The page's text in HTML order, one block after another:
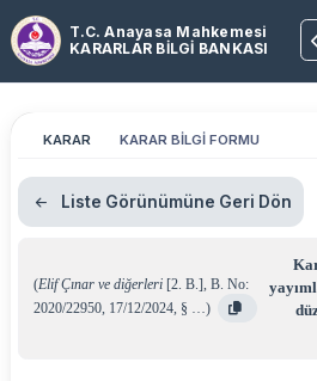
T.C. Anayasa Mahkemesi
KARARLAR BİLGİ BANKASI
KARAR KARAR BİLGİ FORMU
Liste Görünümüne Geri Dön
(Elif Çınar ve diğerleri [2. B.], B. No:
2020/22950, 17/12/2024, § …)